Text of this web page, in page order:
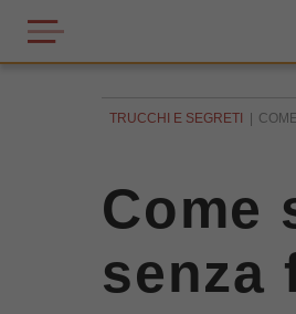
TRUCCHI E SEGRETI
Come
senza